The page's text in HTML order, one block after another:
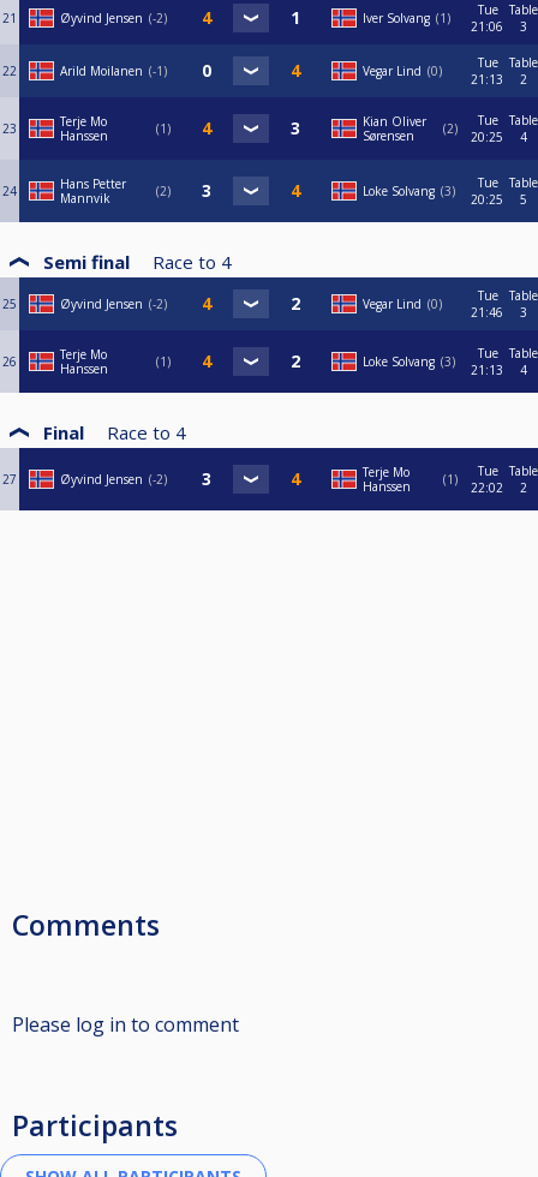
21 Øyvind Jensen -2 Iver Solvang 1
Tue
21:06
Table
3
22 Arild Moilanen -1 Vegar Lind 0
Tue
21:13
Table
2
23
Terje Mo
Hanssen
1
Kian Oliver
Sørensen
2
Tue
20:25
Table
4
24
Hans Petter
Mannvik
2 Loke Solvang 3
Tue
20:25
Table
5
Semi final Race to 4
25 Øyvind Jensen -2 Vegar Lind 0
Tue
21:46
Table
3
26
Terje Mo
Hanssen
1 Loke Solvang 3
Tue
21:13
Table
4
Final Race to 4
27 Øyvind Jensen -2
Terje Mo
Hanssen
1
Tue
22:02
Table
2
Comments
Please log in to comment
Participants